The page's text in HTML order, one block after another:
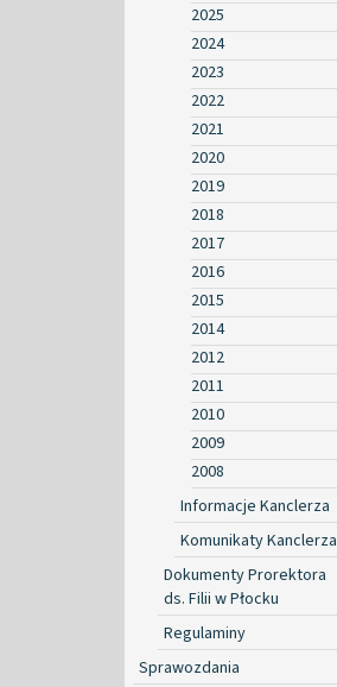
2025
2024
2023
2022
2021
2020
2019
2018
2017
2016
2015
2014
2012
2011
2010
2009
2008
Informacje Kanclerza
Komunikaty Kanclerza
Dokumenty Prorektora
ds. Filii w Płocku
Regulaminy
Sprawozdania